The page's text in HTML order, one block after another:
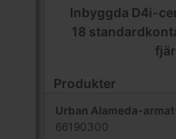
Inbyggda D4i-
18
Produkter
Urban Alameda-
66190300